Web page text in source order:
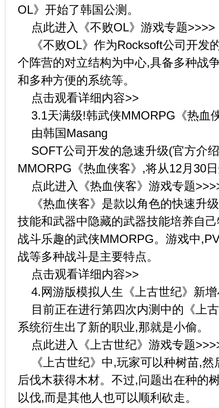
OL》开始了韩国公测。
点此进入《不败OL》游戏专题>>>>
《不败OL》作为Rocksoft公司开发
个阵营的对立结构为中心,具备多种战
和多种方便的系统等。
点击观看详细内容>>
3.1天满级!韩武侠MMORPG《热血
由韩国Masang
SOFT公司开发的急速升级(官方介
MMORPG《热血侠客》,将从12月30
点此进入《热血侠客》游戏专题
《热血侠客》是款以角色的快速升
技能和武器中隐藏的武器技能培养自
战斗乐趣的武侠MMORPG。游戏中
战等多种战斗是主要特点。
点击观看详细内容>>
4.网游版模拟人生《上古世纪》新
目前正在进行第四次内测中的《上
系统衍生出了新的职业,那就是小偷。
点此进入《上古世纪》游戏专题
《上古世纪》中,玩家可以种树苗,
后伐木获得木材。不过,问题出在种的
以伐,而是其他人也可以顺利砍走。